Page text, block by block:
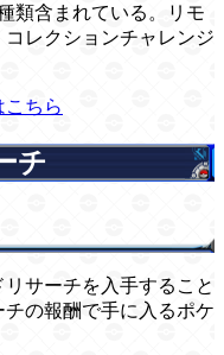
類含まれている。リモ
レクションチャレンジ
こちら
チ
サーチを入手すること
の報酬で手に入るポケ